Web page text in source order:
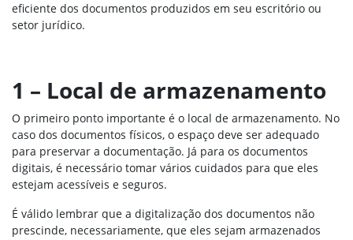
eficiente dos documentos produzidos em seu escritório ou
setor jurídico.
1 – Local de armazenamento
O primeiro ponto importante é o local de armazenamento. No
caso dos documentos físicos, o espaço deve ser adequado
para preservar a documentação. Já para os documentos
digitais, é necessário tomar vários cuidados para que eles
estejam acessíveis e seguros.
É válido lembrar que a digitalização dos documentos não
prescinde, necessariamente, que eles sejam armazenados